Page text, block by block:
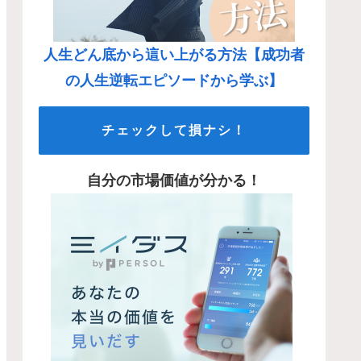
人生どん底から這い上がる方法【成功者
の人生逆転エピソードから学ぶ】
チェックして損ナシ！
自分の市場価値が分かる！